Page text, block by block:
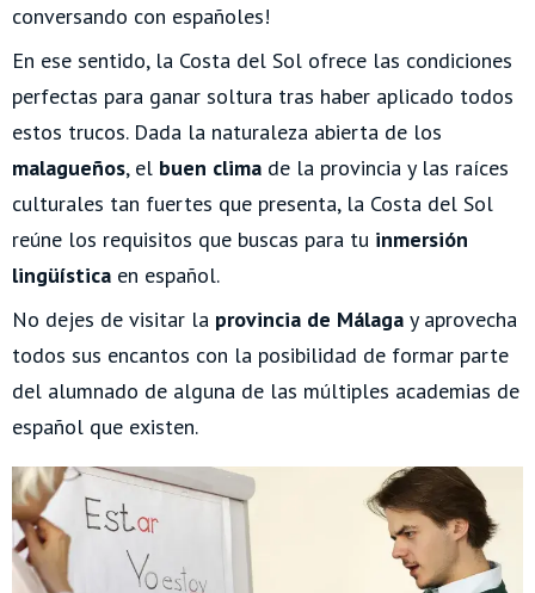
conversando con españoles!
En ese sentido, la Costa del Sol ofrece las condiciones
perfectas para ganar soltura tras haber aplicado todos
estos trucos. Dada la naturaleza abierta de los
malagueños, el buen clima de la provincia y las raíces
culturales tan fuertes que presenta, la Costa del Sol
reúne los requisitos que buscas para tu inmersión
lingüística en español.
No dejes de visitar la provincia de Málaga y aprovecha
todos sus encantos con la posibilidad de formar parte
del alumnado de alguna de las múltiples academias de
español que existen.